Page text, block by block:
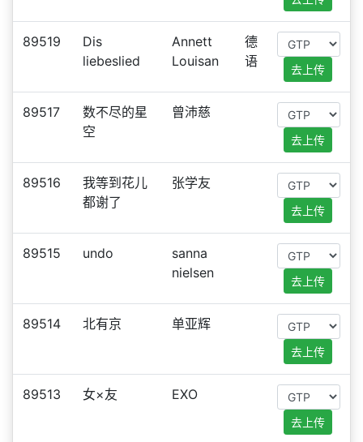
89519
Dis
liebeslied
Annett
Louisan
德
语
去上传
89517
数不尽的星
空
曾沛慈
去上传
89516
我等到花儿
都谢了
张学友
去上传
89515 undo
sanna
nielsen
去上传
89514 北有京 单亚辉
去上传
89513 女×友 EXO
去上传